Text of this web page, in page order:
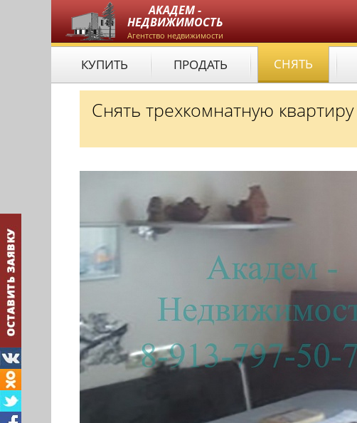
АКАДЕМ -
НЕДВИЖИМОСТЬ
Агентство недвижимости
КУПИТЬ ПРОДАТЬ СНЯТЬ
Снять трехкомнатную